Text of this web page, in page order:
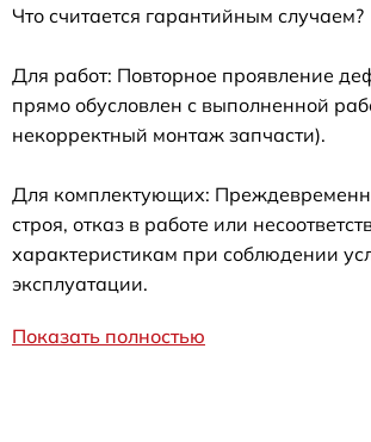
Что считается гарантийным случаем?
Для работ: Повторное проявление
прямо обусловлен с выполненной
некорректный монтаж запчасти).
Для комплектующих:
строя, отказ в работе или
характеристикам при соблюдении
эксплуатации.
Показать полностью